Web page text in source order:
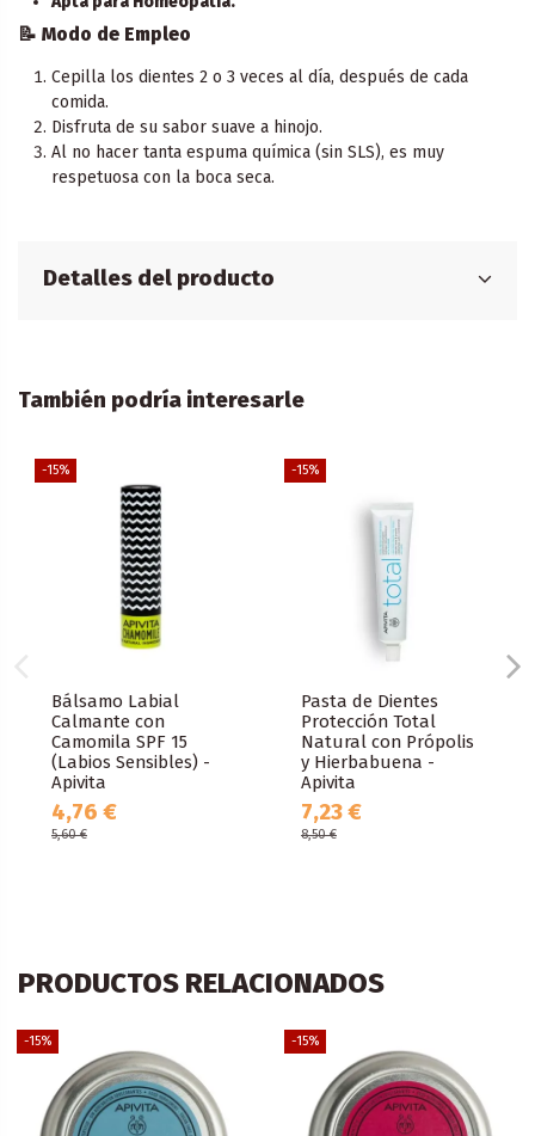
📝 Modo de Empleo
Cepilla los dientes 2 o 3 veces al día, después de cada
comida.
Disfruta de su sabor suave a hinojo.
Al no hacer tanta espuma química (sin SLS), es muy
respetuosa con la boca seca.
Detalles del producto
También podría interesarle
-15%
Bálsamo Labial
Calmante con
Camomila SPF 15
(Labios Sensibles) -
Apivita
4,76 €
5,60 €
-15%
Pasta de Dientes
Protección Total
Natural con Própolis
y Hierbabuena -
Apivita
7,23 €
8,50 €
PRODUCTOS RELACIONADOS
-15% -15%